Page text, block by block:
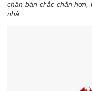
chân bàn chắc chắn hơn,
nhà.